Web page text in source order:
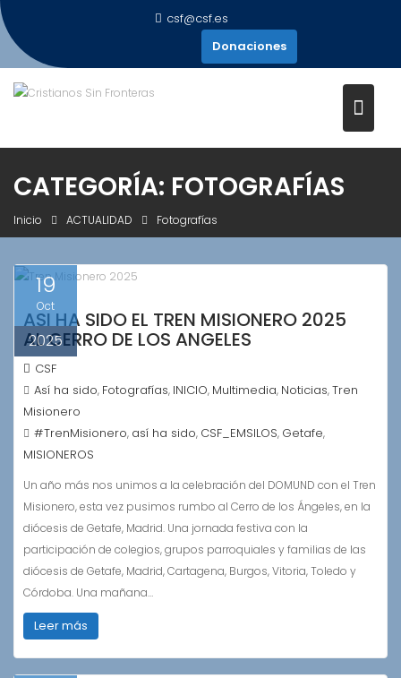
Saltar
al
contenido
csf@csf.es
Donaciones
CATEGORÍA: FOTOGRAFÍAS
Inicio ACTUALIDAD Fotografías
19
Oct
2025
ASI HA SIDO EL TREN MISIONERO 2025
AL CERRO DE LOS ANGELES
CSF
Así ha sido, Fotografías, INICIO, Multimedia, Noticias,Tren
Misionero
#TrenMisionero, así ha sido, CSF_EMSILOS, Getafe,
MISIONEROS
Un año más nos unimos a la celebración del DOMUND con el Tren
Misionero, esta vez pusimos rumbo al Cerro de los Ángeles, en la
diócesis de Getafe, Madrid. Una jornada festiva con la
participación de colegios, grupos parroquiales y familias de las
diócesis de Getafe, Madrid, Cartagena, Burgos, Vitoria, Toledo y
Córdoba. Una mañana…
Leer más